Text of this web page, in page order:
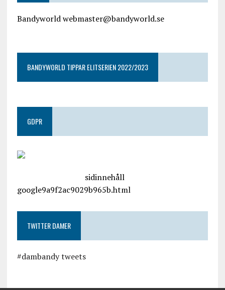
Bandyworld webmaster@bandyworld.se
BANDYWORLD TIPPAR ELITSERIEN 2022/2023
GDPR
sidinnehåll
google9a9f2ac9029b965b.html
TWITTER DAMER
#dambandy tweets